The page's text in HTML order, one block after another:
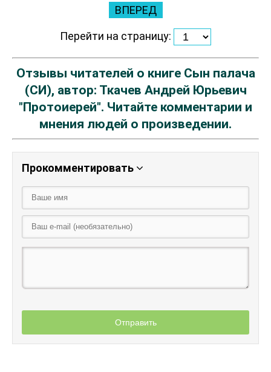
ВПЕРЕД
Перейти на страницу:
Отзывы читателей о книге Сын палача
(СИ), автор: Ткачев Андрей Юрьевич
"Протоиерей". Читайте комментарии и
мнения людей о произведении.
Прокомментировать
Отправить